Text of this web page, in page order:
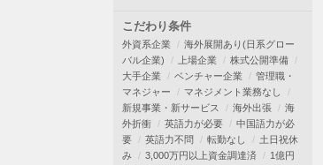
こだわり条件
外資系企業
海外展開あり(日系グロー
バル企業)
上場企業
株式公開準備
大手企業
ベンチャー企業
管理職・
マネジャー
マネジメント業務なし
新規事業・新サービス
海外出張
海
外折衝
英語力が必要
中国語力が必
要
英語力不問 転勤なし
土日祝休
み
3,000万円以上資金調達済
1億円